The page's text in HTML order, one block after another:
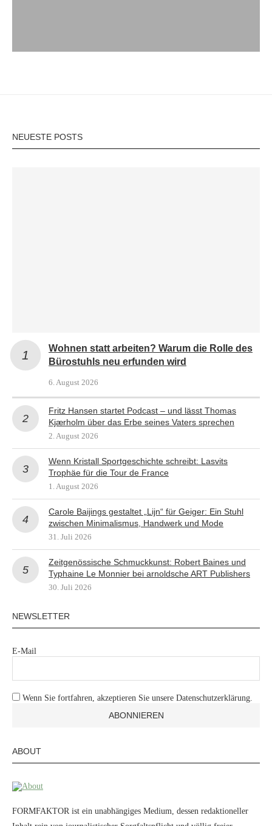
NEUESTE POSTS
Wohnen statt arbeiten? Warum die Rolle des
Bürostuhls neu erfunden wird
6. August 2026
Fritz Hansen startet Podcast – und lässt Thomas
Kjærholm über das Erbe seines Vaters sprechen
2. August 2026
Wenn Kristall Sportgeschichte schreibt: Lasvits
Trophäe für die Tour de France
1. August 2026
Carole Baijings gestaltet „Lijn“ für Geiger: Ein Stuhl
zwischen Minimalismus, Handwerk und Mode
31. Juli 2026
Zeitgenössische Schmuckkunst: Robert Baines und
Typhaine Le Monnier bei arnoldsche ART Publishers
30. Juli 2026
NEWSLETTER
E-Mail
Wenn Sie fortfahren, akzeptieren Sie unsere Datenschutzerklärung.
ABOUT
FORMFAKTOR ist ein unabhängiges Medium, dessen redaktioneller